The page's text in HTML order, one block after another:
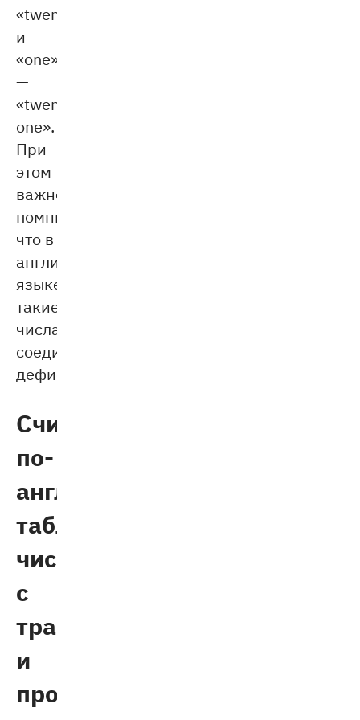
«twenty»
и
«one»
—
«twenty-
one».
При
этом
важно
помнить,
что в
английском
языке
такие
числа
соединяются
дефисом.
Считаем
по-
английски:
таблица
чисел
с
транскрипцией
и
произношением